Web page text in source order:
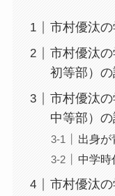
市村優汰
市村優汰
初等部）の
市村優汰
中等部）の
出身が
中学時
市村優汰